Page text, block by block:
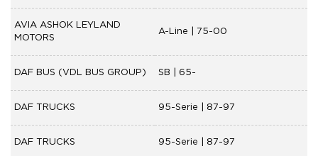
AVIA ASHOK LEYLAND
MOTORS
A-Line | 75-00
DAF BUS (VDL BUS GROUP) SB | 65-
DAF TRUCKS 95-Serie | 87-97
DAF TRUCKS 95-Serie | 87-97